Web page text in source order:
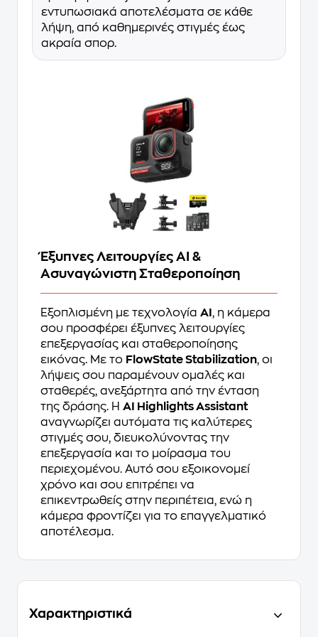
εντυπωσιακά αποτελέσματα σε κάθε
λήψη, από καθημερινές στιγμές έως
ακραία σπορ.
Έξυπνες Λειτουργίες AI &
Ασυναγώνιστη Σταθεροποίηση
Εξοπλισμένη με τεχνολογία AI, η κάμερα
σου προσφέρει έξυπνες λειτουργίες
επεξεργασίας και σταθεροποίησης
εικόνας. Με το FlowState Stabilization, οι
λήψεις σου παραμένουν ομαλές και
σταθερές, ανεξάρτητα από την ένταση
της δράσης. Η AI Highlights Assistant
αναγνωρίζει αυτόματα τις καλύτερες
στιγμές σου, διευκολύνοντας την
επεξεργασία και το μοίρασμα του
περιεχομένου. Αυτό σου εξοικονομεί
χρόνο και σου επιτρέπει να
επικεντρωθείς στην περιπέτεια, ενώ η
κάμερα φροντίζει για το επαγγελματικό
αποτέλεσμα.
Χαρακτηριστικά